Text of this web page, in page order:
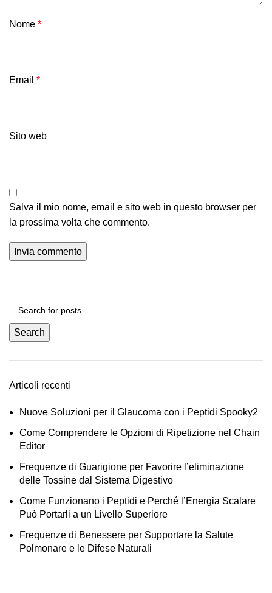
Nome *
Email *
Sito web
Salva il mio nome, email e sito web in questo browser per
la prossima volta che commento.
Search
Articoli recenti
Nuove Soluzioni per il Glaucoma con i Peptidi Spooky2
Come Comprendere le Opzioni di Ripetizione nel Chain
Editor
Frequenze di Guarigione per Favorire l’eliminazione
delle Tossine dal Sistema Digestivo
Come Funzionano i Peptidi e Perché l’Energia Scalare
Può Portarli a un Livello Superiore
Frequenze di Benessere per Supportare la Salute
Polmonare e le Difese Naturali